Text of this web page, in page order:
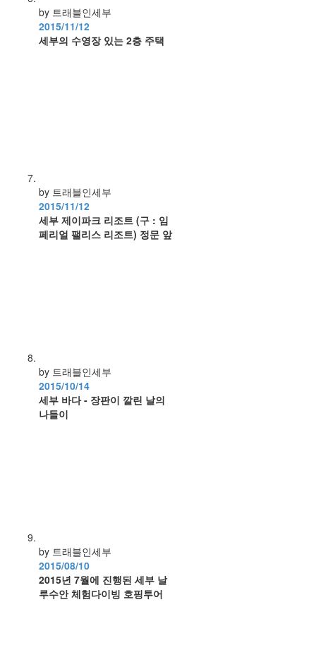
by 트래블인세부
2015/11/12
세부의 수영장 있는 2층 주택
by 트래블인세부
2015/11/12
세부 제이파크 리조트 (구 : 임
페리얼 팰리스 리조트) 정문 앞
by 트래블인세부
2015/10/14
세부 바다 - 장판이 깔린 날의
나들이
by 트래블인세부
2015/08/10
2015년 7월에 진행된 세부 날
루수안 체험다이빙 호핑투어